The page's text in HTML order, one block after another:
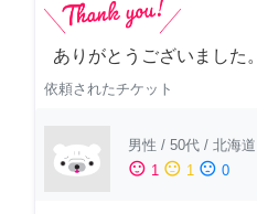
ありがとうございました。
依頼されたチケット
男性 / 50代 / 北海道
sentiment_satisfied 1 sentiment_neutral 1 sentiment_dissatisfied 0